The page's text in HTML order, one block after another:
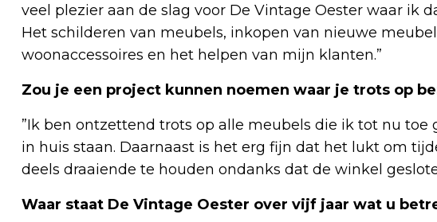
veel plezier aan de slag voor De Vintage Oester waar ik
Het schilderen van meubels, inkopen van nieuwe
woonaccessoires en het helpen van mijn klanten.”
Zou je een project kunnen noemen waar je trots op
”Ik ben ontzettend trots op alle meubels die ik tot nu
in huis staan. Daarnaast is het erg fijn dat het lukt om
deels draaiende te houden ondanks dat de winkel
Waar staat De Vintage Oester over vijf jaar wat u